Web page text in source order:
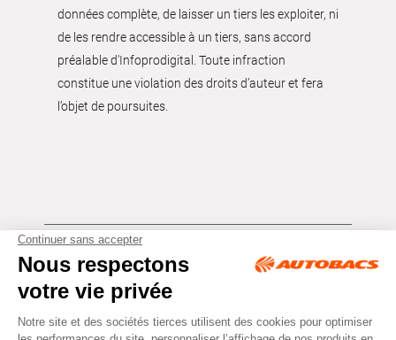
données complète, de laisser un tiers les exploiter, ni
de les rendre accessible à un tiers, sans accord
préalable d'Infoprodigital. Toute infraction
constitue une violation des droits d’auteur et fera
l’objet de poursuites.
Tous droits réservés © Autobacs
Mentions légales RGPD